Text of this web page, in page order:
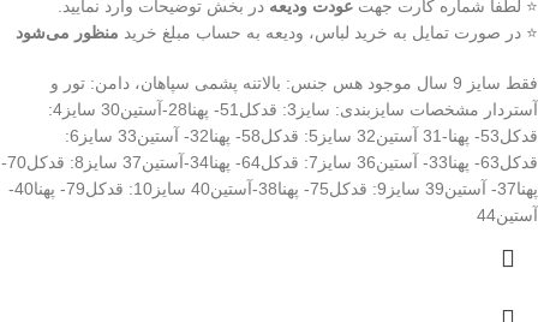
⭐ لطفاً شماره کارت جهت عودت ودیعه در بخش توضیحات وارد نمایید.
⭐ در صورت تمایل به خرید لباس، ودیعه به حساب مبلغ خرید منظور می‌شود
فقط سایز 9 سال موجود هس جنس: بالاتنه پشمی سپاهان، دامن: تور و
آستردار مشخصات سایزبندی: سایز3: قدکل51- پهنا28-آستین30 سایز4:
قدکل53- پهنا-31 آستین32 سایز5: قدکل58- پهنا32- آستین33 سایز6:
قدکل63- پهنا33- آستین36 سایز7: قدکل64- پهنا34-آستین37 سایز8: قدکل70-
پهنا37- آستین39 سایز9: قدکل75- پهنا38-آستین40 سایز10: قدکل79- پهنا40-
آستین44